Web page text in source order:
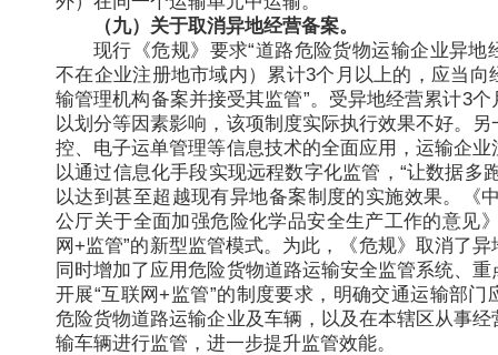
（九）关于取消异地经营备案。
现行《危规》要求“道路危险货物运输企业异地
不在企业注册地市域内）累计3个月以上的，应当向
输管理机构备案并接受其监管”。受异地经营累计3
以划分等因素影响，该项制度实际执行效果不好。
控、电子运单管理等信息技术的全面应用，运输企
以通过信息化手段实现远程数字化监管，“让数据多
以达到甚至超越现有异地备案制度的实施效果。《
公厅关于全面加强危险化学品安全生产工作的意见
网+监管”的新型监管模式。为此，《危规》取消了
同时增加了应用危险货物道路运输安全监管系统、
开展“互联网+监管”的制度要求，明确交通运输部
危险货物道路运输企业及车辆，以及在本辖区从事
输车辆进行监管，进一步提升监管效能。